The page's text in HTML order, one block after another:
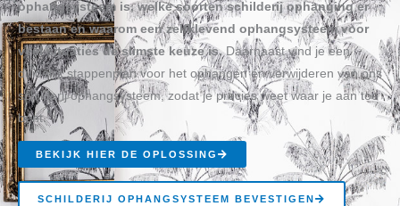
ophangsysteem is, welke soorten schilderij ophanging er
bestaan en waarom een zelfklevend ophangsysteem voor
veel situaties de slimste keuze is.Daarnaast vind je een
duidelijk stappenplan voor het ophangen én verwijderen van ons
schilderij ophangsysteem, zodat je precies weet waar je aan toe
bent.
BEKIJK HIER DE OPLOSSING
SCHILDERIJ OPHANGSYSTEEM BEVESTIGEN